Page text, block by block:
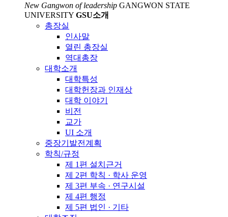
New Gangwon of leadership GANGWON STATE
UNIVERSITY GSU소개
총장실
인사말
열린 총장실
역대총장
대학소개
대학특성
대학헌장과 인재상
대학 이야기
비전
교가
UI 소개
중장기발전계획
학칙/규정
제 1편 설치근거
제 2편 학칙 · 학사 운영
제 3편 부속 · 연구시설
제 4편 행정
제 5편 법인 · 기타
모바일 세로모드로 사용해주세요